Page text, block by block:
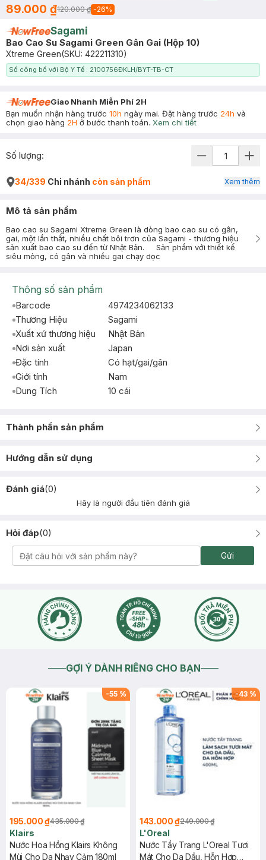
89.000 ₫120.000 ₫ -26%
Sagami
Bao Cao Su Sagami Green Gân Gai (Hộp 10)
Xtreme Green(SKU: 422211310)
Số công bố với Bộ Y Tế : 2100756ĐKLH/BYT-TB-CT
Giao Nhanh Miễn Phí 2H
Bạn muốn nhận hàng trước 10h ngày mai. Đặt hàng trước 24h và
chọn giao hàng 2H ở bước thanh toán. Xem chi tiết
Số lượng:
34/339 Chi nhánh còn sản phẩm Xem thêm
Mô tả sản phẩm
Bao cao su Sagami Xtreme Green là dòng bao cao su có gân,
gai, một lần thắt, nhiều chất bôi trơn của Sagami - thương hiệu
sản xuất bao cao su đến từ Nhật Bản. Sản phẩm với thiết kế
siêu mỏng, có gân và nhiều gai chạy dọc
Thông số sản phẩm
Barcode
4974234062133
Thương Hiệu
Sagami
Xuất xứ thương hiệu
Nhật Bản
Nơi sản xuất
Japan
Đặc tính
Có hạt/gai/gân
Giới tính
Nam
Dung Tích
10 cái
Thành phần sản phẩm
Hướng dẫn sử dụng
Đánh giá(0)
Hãy là người đầu tiên đánh giá
Hỏi đáp(0)
Gửi
GỢI Ý DÀNH RIÊNG CHO BẠN
-55 %
195.000 ₫435.000 ₫
Klairs
Nước Hoa Hồng Klairs Không
Mùi Cho Da Nhạy Cảm 180ml
-43 %
143.000 ₫249.000 ₫
L'Oreal
Nước Tẩy Trang L'Oreal Tươi
Mát Cho Da Dầu, Hỗn Hợp